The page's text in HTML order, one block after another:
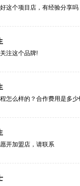
这个项目店，有经验分享吗
注这个品牌!
怎么样的？合作费用是多少
开加盟店，请联系